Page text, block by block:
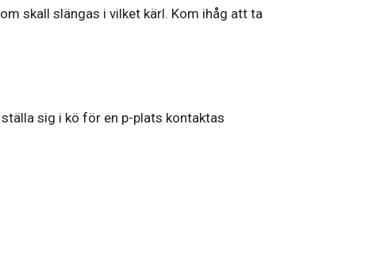
skall slängas i vilket kärl. Kom ihåg att ta
sig i kö för en p-plats kontaktas